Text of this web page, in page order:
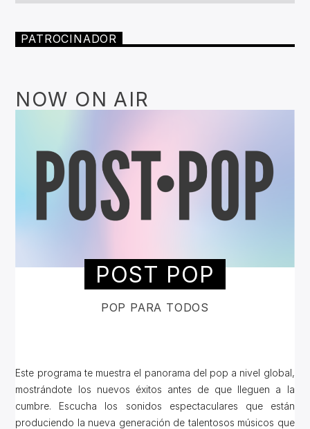
PATROCINADOR
NOW ON AIR
POST POP
POP PARA TODOS
Este programa te muestra el panorama del pop a nivel global,
mostrándote los nuevos éxitos antes de que lleguen a la
cumbre. Escucha los sonidos espectaculares que están
produciendo la nueva generación de talentosos músicos que